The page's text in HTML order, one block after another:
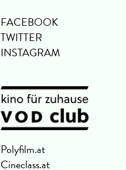
FACEBOOK
TWITTER
INSTAGRAM
Polyfilm.at
Cineclass.at